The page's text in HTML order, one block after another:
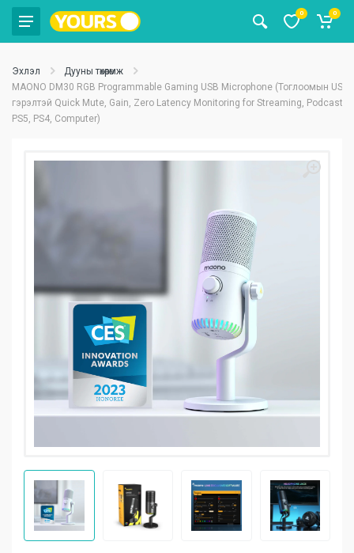
0 0
Эхлэл
Дууны төхөөрөмж
MAONO DM30 RGB Programmable Gaming USB Microphone (Тоглоомын
гэрэлтэй Quick Mute, Gain, Zero Latency Monitoring for Streaming, Podcast,
PS5, PS4, Computer)